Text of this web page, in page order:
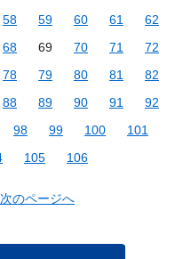
58 59 60 61
62
68 69 70 71
72
78 79 80 81
82
88 89 90 91
92
98 99 100
101
105 106
次のページへ